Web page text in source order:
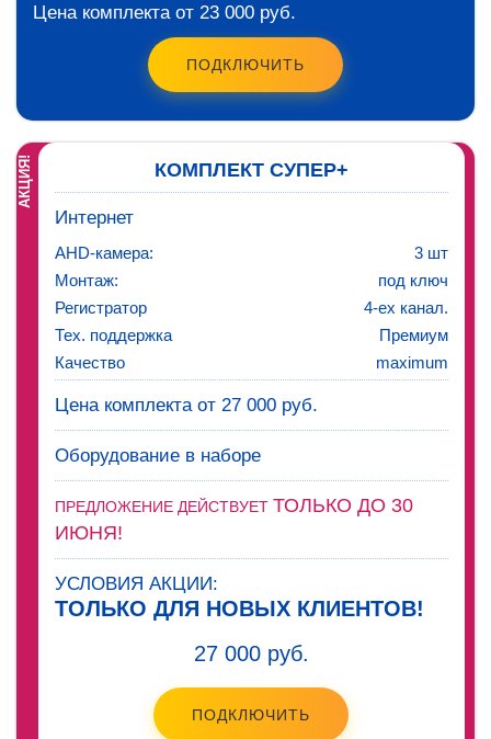
Цена комплекта от 23 000 руб.
ПОДКЛЮЧИТЬ
АКЦИЯ! КОМПЛЕКТ СУПЕР+
Интернет
AHD-камера:
3 шт
Монтаж:
под ключ
Регистратор
4-ех канал.
Тех. поддержка
Премиум
Качество
maximum
Цена комплекта от 27 000 руб.
Оборудование в наборе
ПРЕДЛОЖЕНИЕ ДЕЙСТВУЕТ ТОЛЬКО ДО 30
ИЮНЯ!
УСЛОВИЯ АКЦИИ:
ТОЛЬКО ДЛЯ НОВЫХ КЛИЕНТОВ!
27 000 руб.
ПОДКЛЮЧИТЬ